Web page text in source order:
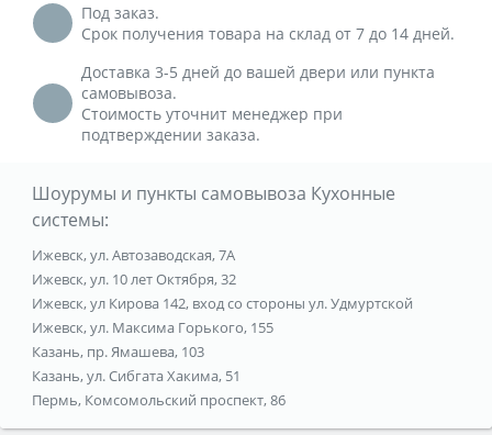
Под заказ.
Срок получения товара на склад от 7 до 14 дней.
Доставка 3-5 дней до вашей двери или пункта
самовывоза.
Стоимость уточнит менеджер при
подтверждении заказа.
Шоурумы и пункты самовывоза Кухонные
системы:
Ижевск, ул. Автозаводская, 7А
Ижевск, ул. 10 лет Октября, 32
Ижевск, ул Кирова 142, вход со стороны ул. Удмуртской
Ижевск, ул. Максима Горького, 155
Казань, пр. Ямашева, 103
Казань, ул. Сибгата Хакима, 51
Пермь, Комсомольский проспект, 86